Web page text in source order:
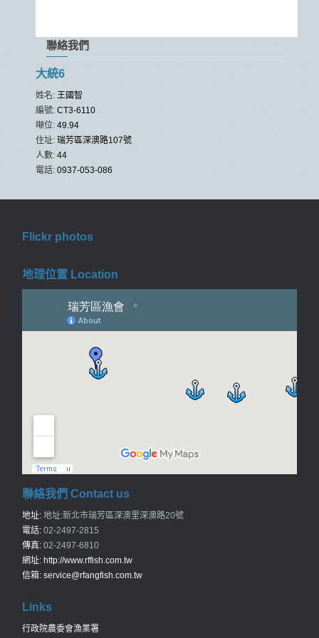
聯絡我們
大統6
姓名: 王國智
編號: CT3-6110
噸位: 49.94
住址: 瑞芳區深澳路107號
人數: 44
電話: 0937-053-086
Flickr photos
地理位置 Location
聯絡我們 Contact us
地址: 地址:新北市瑞芳區深澳里深澳路20號
電話: 02-2497-2815
傳真: 02-2497-6810
網址: http://www.rffish.com.tw
信箱: service@rfangfish.com.tw
Links
行政院農委會漁業署